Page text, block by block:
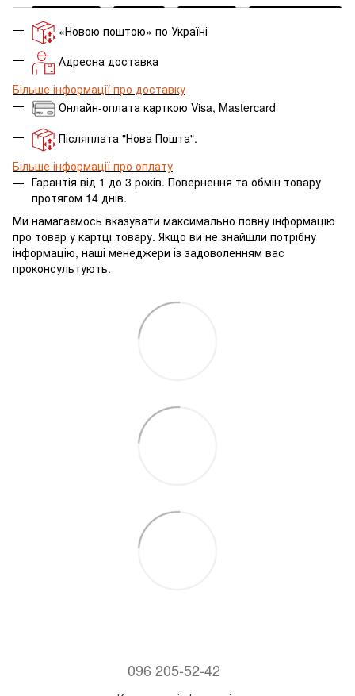
«Новою поштою» по Україні
Адресна доставка
Більше інформації про доставку
Онлайн-оплата карткою Visa, Mastercard
Післяплата "Нова Пошта".
Більше інформації про оплату
Гарантія від 1 до 3 років. Повернення та обмін товару
протягом 14 днів.
Ми намагаємось вказувати максимально повну інформацію
про товар у картці товару. Якщо ви не знайшли потрібну
інформацію, наші менеджери із задоволенням вас
проконсультують.
096 205-52-42